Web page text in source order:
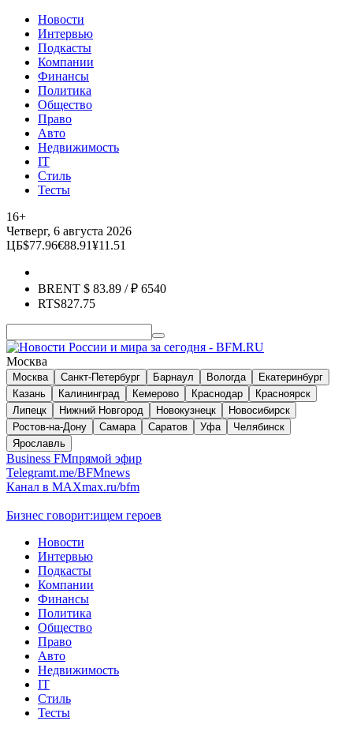
Новости
Интервью
Подкасты
Компании
Финансы
Политика
Общество
Право
Авто
Недвижимость
IT
Стиль
Тесты
16+
Четверг, 6 августа 2026
ЦБ$77.96€88.91¥11.51
BRENT $ 83.89 / ₽ 6540
RTS827.75
Москва
Москва Санкт-Петербург Барнаул Вологда
Екатеринбург
Казань
Калининград Кемерово Краснодар
Красноярск
Липецк
Нижний Новгород Новокузнецк
Новосибирск
Ростов-на-Дону
Самара Саратов Уфа
Челябинск
Ярославль
Business FMпрямой эфир
Telegramt.me/BFMnews
Канал в MAXmax.ru/bfm
Бизнес говорит:ищем героев
Новости
Интервью
Подкасты
Компании
Финансы
Политика
Общество
Право
Авто
Недвижимость
IT
Стиль
Тесты